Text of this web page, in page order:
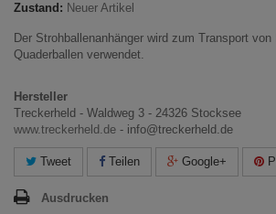
Zustand: Neuer Artikel
Der Strohballenanhänger wird zum Transport von
Quaderballen verwendet.
Hersteller
Treckerheld - Waldweg 3 - 24326 Stocksee
www.treckerheld.de - info@treckerheld.de
Tweet Teilen Google+
Ausdrucken